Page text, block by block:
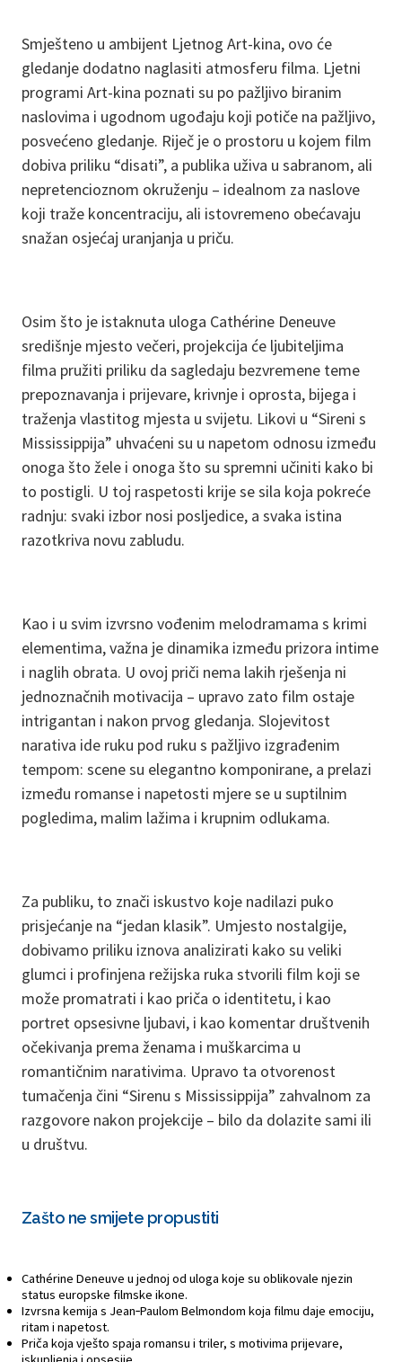
Smješteno u ambijent Ljetnog Art-kina, ovo će
gledanje dodatno naglasiti atmosferu filma. Ljetni
programi Art-kina poznati su po pažljivo biranim
naslovima i ugodnom ugođaju koji potiče na pažljivo,
posvećeno gledanje. Riječ je o prostoru u kojem film
dobiva priliku “disati”, a publika uživa u sabranom, ali
nepretencioznom okruženju – idealnom za naslove
koji traže koncentraciju, ali istovremeno obećavaju
snažan osjećaj uranjanja u priču.
Osim što je istaknuta uloga Cathérine Deneuve
središnje mjesto večeri, projekcija će ljubiteljima
filma pružiti priliku da sagledaju bezvremene teme
prepoznavanja i prijevare, krivnje i oprosta, bijega i
traženja vlastitog mjesta u svijetu. Likovi u “Sireni s
Mississippija” uhvaćeni su u napetom odnosu između
onoga što žele i onoga što su spremni učiniti kako bi
to postigli. U toj raspetosti krije se sila koja pokreće
radnju: svaki izbor nosi posljedice, a svaka istina
razotkriva novu zabludu.
Kao i u svim izvrsno vođenim melodramama s krimi
elementima, važna je dinamika između prizora intime
i naglih obrata. U ovoj priči nema lakih rješenja ni
jednoznačnih motivacija – upravo zato film ostaje
intrigantan i nakon prvog gledanja. Slojevitost
narativa ide ruku pod ruku s pažljivo izgrađenim
tempom: scene su elegantno komponirane, a prelazi
između romanse i napetosti mjere se u suptilnim
pogledima, malim lažima i krupnim odlukama.
Za publiku, to znači iskustvo koje nadilazi puko
prisjećanje na “jedan klasik”. Umjesto nostalgije,
dobivamo priliku iznova analizirati kako su veliki
glumci i profinjena režijska ruka stvorili film koji se
može promatrati i kao priča o identitetu, i kao
portret opsesivne ljubavi, i kao komentar društvenih
očekivanja prema ženama i muškarcima u
romantičnim narativima. Upravo ta otvorenost
tumačenja čini “Sirenu s Mississippija” zahvalnom za
razgovore nakon projekcije – bilo da dolazite sami ili
u društvu.
Zašto ne smijete propustiti
Cathérine Deneuve u jednoj od uloga koje su oblikovale njezin
status europske filmske ikone.
Izvrsna kemija s Jean‑Paulom Belmondom koja filmu daje emociju,
ritam i napetost.
Priča koja vješto spaja romansu i triler, s motivima prijevare,